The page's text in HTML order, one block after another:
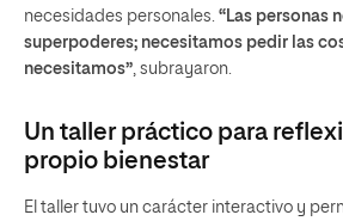
necesidades personales. “Las personas
superpoderes; necesitamos pedir las
necesitamos”, subrayaron.
Un taller práctico para
propio bienestar
El taller tuvo un carácter interactivo y